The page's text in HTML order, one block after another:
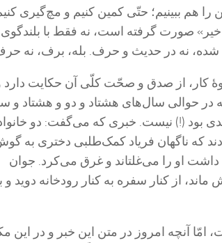
را هم ببینیم؛ حتّی کمین کنیم و مچ‌گیری
صورت گرفته است، نه فقط با بلندگوی
شده، نه در حدیث و حرف. بله، برف، نه
کار، از صدق و صحّت کلّی آن حکایت دارد
در حوالی سال‌های هشتاد و دو و هشتاد و
بود (!) نیست. خبری که می‌گفت: دو
که ناگهان فریاد کمک‌طلبی دختری به
او را می‌غلتاند و غرق می‌کرد. جوان
از کنار سفره به کنار رودخانه دوید و
امّا آنچه امروز در متن این خبر و در این